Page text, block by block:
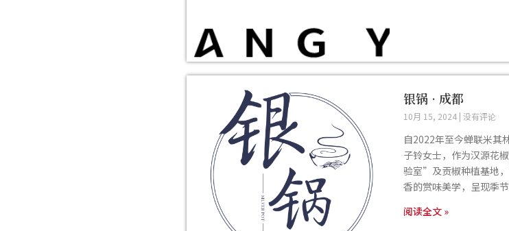
银锅 · 成都
10月 15, 2024 没有评论
自2022年至今蝉联米
子铃女士，作为汉源花
验室”及贡椒种植基地
香的赏味美学，呈现季
阅读全文 »